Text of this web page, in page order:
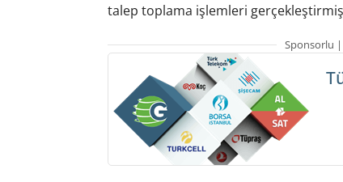
talep toplama işlemleri
Sponsorlu |